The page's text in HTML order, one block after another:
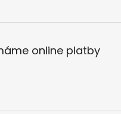
online platby